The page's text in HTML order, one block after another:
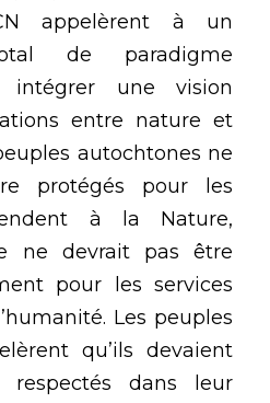
appelèrent à un
de paradigme
intégrer une vision
entre nature et
autochtones ne
protégés pour les
à la Nature,
ne devrait pas être
pour les services
Les peuples
qu’ils devaient
dans leur